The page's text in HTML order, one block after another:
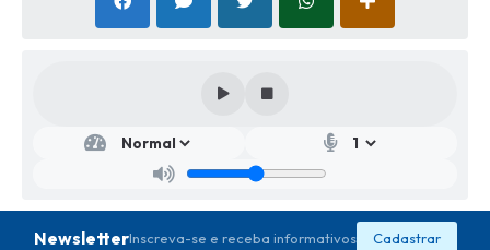
NewsletterInscreva-se e receba informativos Cadastrar